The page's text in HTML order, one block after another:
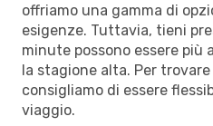
offriamo una gamma di
esigenze. Tuttavia, tieni
minute possono essere
la stagione alta. Per
consigliamo di essere
viaggio.